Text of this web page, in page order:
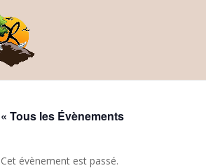
« Tous les Évènements
Cet évènement est passé.